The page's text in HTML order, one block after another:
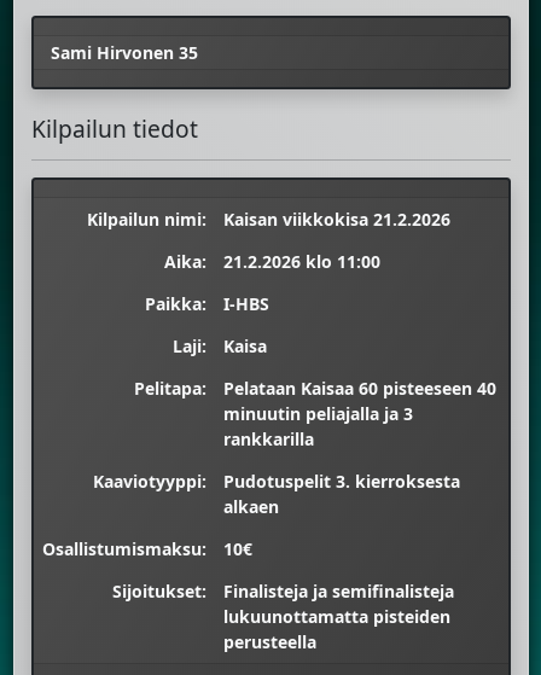
Sami Hirvonen 35
Kilpailun tiedot
Kilpailun nimi:
Kaisan viikkokisa 21.2.2026
Aika:
21.2.2026 klo 11:00
Paikka:
I-HBS
Laji:
Kaisa
Pelitapa:
Pelataan Kaisaa 60 pisteeseen 40
minuutin peliajalla ja 3
rankkarilla
Kaaviotyyppi:
Pudotuspelit 3. kierroksesta
alkaen
Osallistumismaksu:
10€
Sijoitukset:
Finalisteja ja semifinalisteja
lukuunottamatta pisteiden
perusteella